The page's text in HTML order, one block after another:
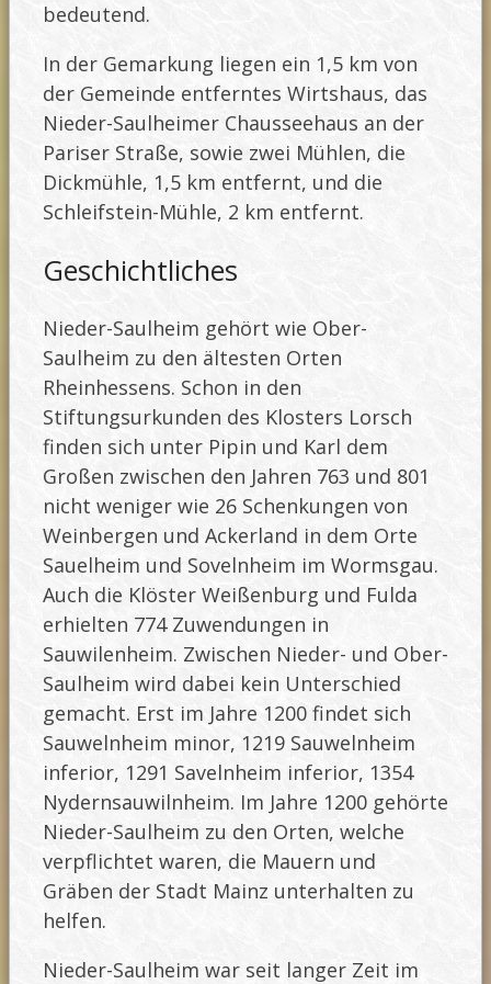
bedeutend.
In der Gemarkung liegen ein 1,5 km von
der Gemeinde entferntes Wirtshaus, das
Nieder-Saulheimer Chausseehaus an der
Pariser Straße, sowie zwei Mühlen, die
Dickmühle, 1,5 km entfernt, und die
Schleifstein-Mühle, 2 km entfernt.
Geschichtliches
Nieder-Saulheim gehört wie Ober-
Saulheim zu den ältesten Orten
Rheinhessens. Schon in den
Stiftungsurkunden des Klosters Lorsch
finden sich unter Pipin und Karl dem
Großen zwischen den Jahren 763 und 801
nicht weniger wie 26 Schenkungen von
Weinbergen und Ackerland in dem Orte
Sauelheim und Sovelnheim im Wormsgau.
Auch die Klöster Weißenburg und Fulda
erhielten 774 Zuwendungen in
Sauwilenheim. Zwischen Nieder- und Ober-
Saulheim wird dabei kein Unterschied
gemacht. Erst im Jahre 1200 findet sich
Sauwelnheim minor, 1219 Sauwelnheim
inferior, 1291 Savelnheim inferior, 1354
Nydernsauwilnheim. Im Jahre 1200 gehörte
Nieder-Saulheim zu den Orten, welche
verpflichtet waren, die Mauern und
Gräben der Stadt Mainz unterhalten zu
helfen.
Nieder-Saulheim war seit langer Zeit im